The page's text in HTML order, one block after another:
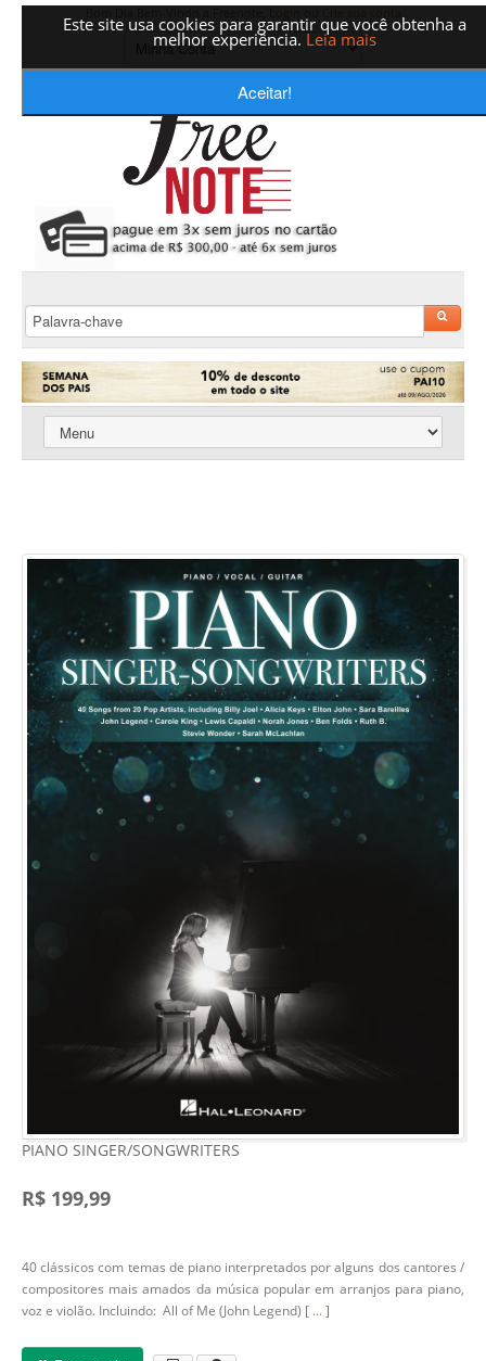
Este site usa cookies para garantir que você obtenha a
melhor experiência. Leia mais
Aceitar!
PIANO SINGER/SONGWRITERS
R$ 199,99
40 clássicos com temas de piano interpretados por alguns dos cantores /
compositores mais amados da música popular em arranjos para piano,
voz e violão. Incluindo: All of Me (John Legend) [ ...]